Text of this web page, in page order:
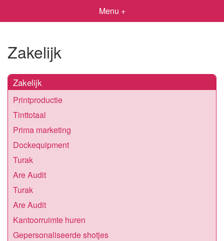
Menu +
Zakelijk
Zakelijk
Printproductie
Tinttotaal
Prima marketing
Dockequipment
Turak
Are Audit
Turak
Are Audit
Kantoorruimte huren
Gepersonaliseerde shotjes